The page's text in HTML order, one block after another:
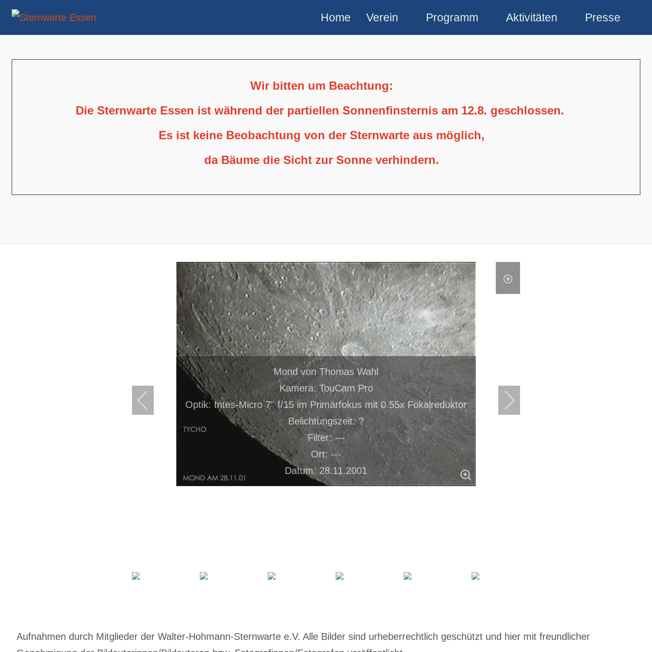
Home Verein Programm Aktivitäten Presse
Wir bitten um Beachtung:
Die Sternwarte Essen ist während der partiellen Sonnenfinsternis am 12.8. geschlossen.
Es ist keine Beobachtung von der Sternwarte aus möglich,
da Bäume die Sicht zur Sonne verhindern.
Mond von Thomas Wahl
Kamera: TouCam Pro
Optik: Intes-Micro 7'' f/15 im Primärfokus mit 0.55x Fokalreduktor
Belichtungszeit: ?
Filter: ---
Ort: ---
Datum: 28.11.2001
Aufnahmen durch Mitglieder der Walter-Hohmann-Sternwarte e.V. Alle Bilder sind urheberrechtlich geschützt und hier mit freundlicher